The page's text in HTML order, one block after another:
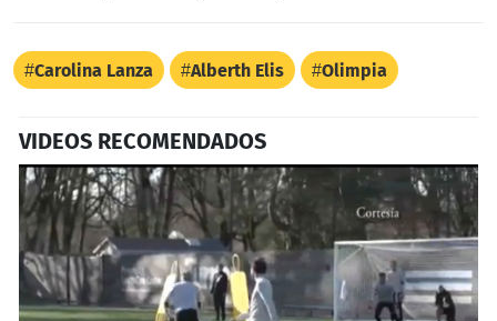
Carolina Lanza Alberth Elis Olimpia
VIDEOS RECOMENDADOS